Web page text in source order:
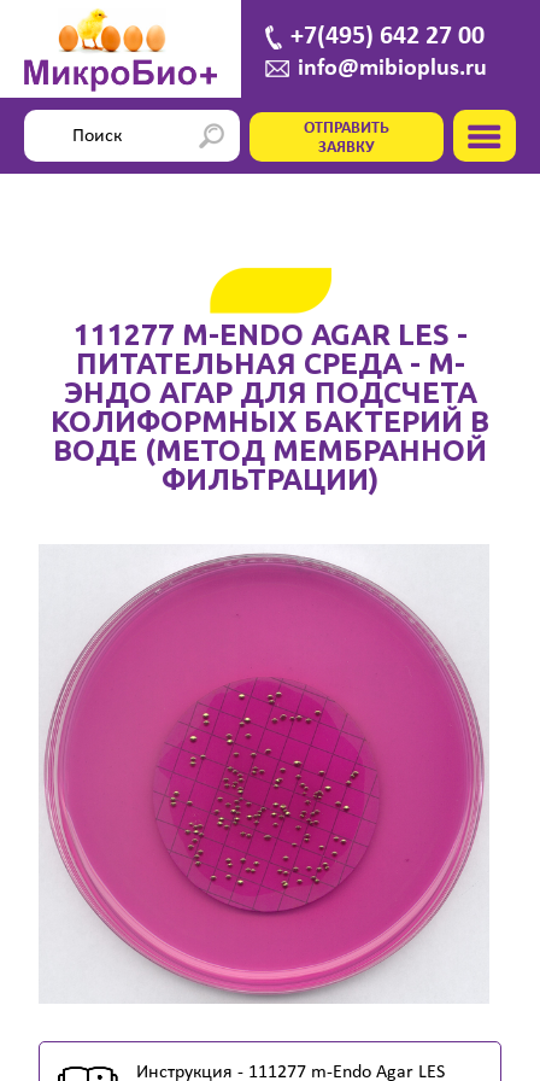
+7(495) 642 27 00
info@mibioplus.ru
ОТПРАВИТЬ
ЗАЯВКУ
111277 M-ENDO AGAR LES -
ПИТАТЕЛЬНАЯ СРЕДА - M-
ЭНДО АГАР ДЛЯ ПОДСЧЕТА
КОЛИФОРМНЫХ БАКТЕРИЙ В
ВОДЕ (МЕТОД МЕМБРАННОЙ
ФИЛЬТРАЦИИ)
Инструкция - 111277 m-Endo Agar LES